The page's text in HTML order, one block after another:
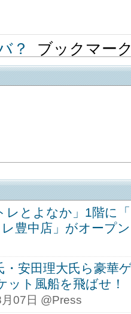
？ ブックマー
レとよなか」1階に
豊中店」がオープン
・安田理大氏ら豪
ット風船を飛ばせ
07日 @Press